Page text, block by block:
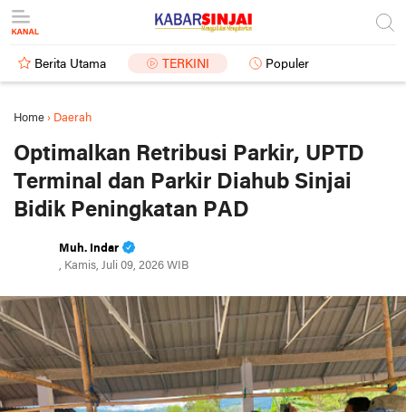
Berita Utama TERKINI Populer
Home › Daerah
Optimalkan Retribusi Parkir, UPTD
Terminal dan Parkir Diahub Sinjai
Bidik Peningkatan PAD
Muh. Indar
, Kamis, Juli 09, 2026 WIB